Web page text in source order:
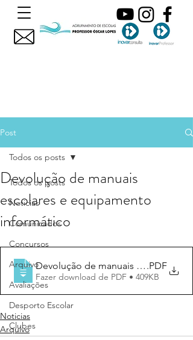
Post
Todos os posts
Noticias
Comunicados
Concursos
Arquivo
Avaliações
Desporto Escolar
Clubes
Todos os posts
Devolução de manuais
escolares e equipamento
informático
Devolução de manuais escolares e
.PDF
Fazer download de PDF • 409KB
Noticias
Arquivo